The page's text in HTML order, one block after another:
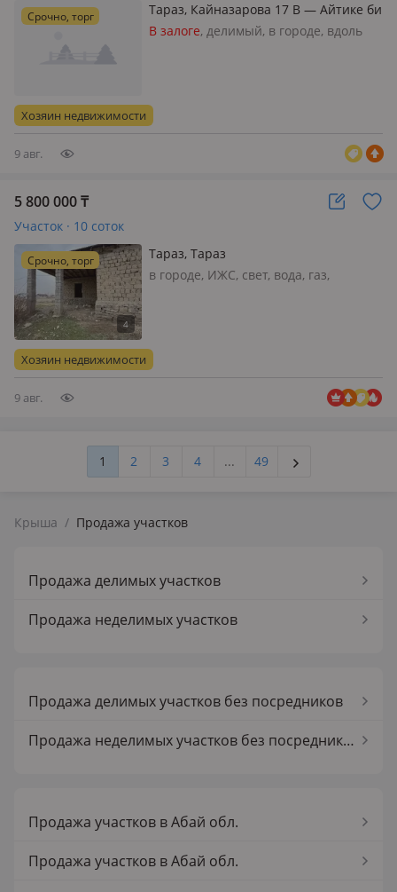
Срочно, торг
Тараз, Кайназарова 17 В — Айтике би
- Желтоксан
В залоге, делимый, в городе, вдоль
Хозяин недвижимости
9 авг.
5 800 000₸
Участок · 10 соток
Срочно, торг
Тараз, Тараз
в городе, ИЖС, свет, вода, газ,
1 метр Коментария окымаймын
званданыз или ка жазыныз Срочно
Хозяин недвижимости
9 авг.
1 2 3 4 ... 49
Крыша / Продажа участков
Продажа делимых участков
Продажа неделимых участков
Продажа делимых участков без посредников
Продажа неделимых участков без посредников
Продажа участков в Абай обл.
Продажа участков в Абай обл.